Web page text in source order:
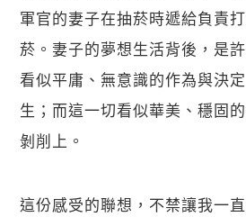
軍官的妻子在抽菸時遞給負責
菸。妻子的夢想生活背後，是許
看似平庸、無意識的作為與決
生；而這一切看似華美、穩固
剝削上。
這份感受的聯想，不禁讓我一